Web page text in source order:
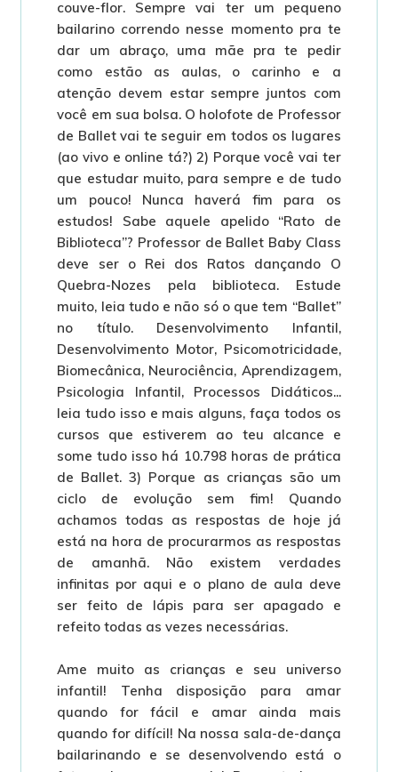
couve-flor. Sempre vai ter um pequeno
bailarino correndo nesse momento pra te
dar um abraço, uma mãe pra te pedir
como estão as aulas, o carinho e a
atenção devem estar sempre juntos com
você em sua bolsa. O holofote de Professor
de Ballet vai te seguir em todos os lugares
(ao vivo e online tá?) 2) Porque você vai ter
que estudar muito, para sempre e de tudo
um pouco! Nunca haverá fim para os
estudos! Sabe aquele apelido “Rato de
Biblioteca”? Professor de Ballet Baby Class
deve ser o Rei dos Ratos dançando O
Quebra-Nozes pela biblioteca. Estude
muito, leia tudo e não só o que tem “Ballet”
no título. Desenvolvimento Infantil,
Desenvolvimento Motor, Psicomotricidade,
Biomecânica, Neurociência, Aprendizagem,
Psicologia Infantil, Processos Didáticos...
leia tudo isso e mais alguns, faça todos os
cursos que estiverem ao teu alcance e
some tudo isso há 10.798 horas de prática
de Ballet. 3) Porque as crianças são um
ciclo de evolução sem fim! Quando
achamos todas as respostas de hoje já
está na hora de procurarmos as respostas
de amanhã. Não existem verdades
infinitas por aqui e o plano de aula deve
ser feito de lápis para ser apagado e
refeito todas as vezes necessárias.
Ame muito as crianças e seu universo
infantil! Tenha disposição para amar
quando for fácil e amar ainda mais
quando for difícil! Na nossa sala-de-dança
bailarinando e se desenvolvendo está o